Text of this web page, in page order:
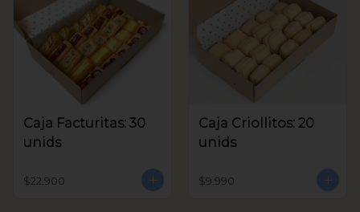
Caja Facturitas: 30
unids
$22.900
Caja Criollitos: 20
unids
$9.990